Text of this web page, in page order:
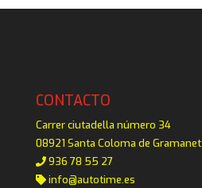
CONTACTO
Carrer ciutadella número 34
08921 Santa Coloma de Gramanet
936 78 55 27
info@autotime.es